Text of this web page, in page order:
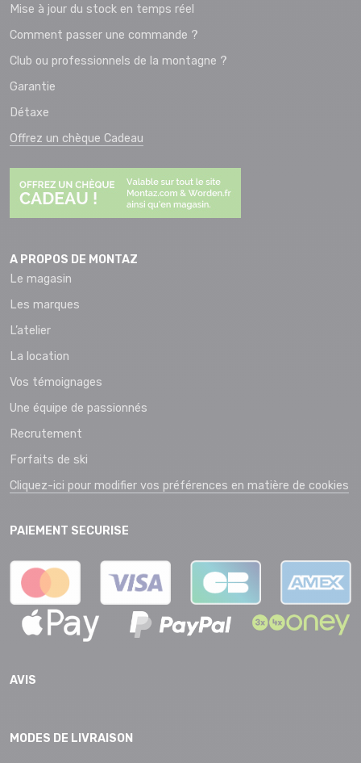
Mise à jour du stock en temps réel
Comment passer une commande ?
Club ou professionnels de la montagne ?
Garantie
Détaxe
Offrez un chèque Cadeau
A PROPOS DE MONTAZ
Le magasin
Les marques
L’atelier
La location
Vos témoignages
Une équipe de passionnés
Recrutement
Forfaits de ski
Cliquez-ici pour modifier vos préférences en matière de cookies
PAIEMENT SECURISE
AVIS
MODES DE LIVRAISON